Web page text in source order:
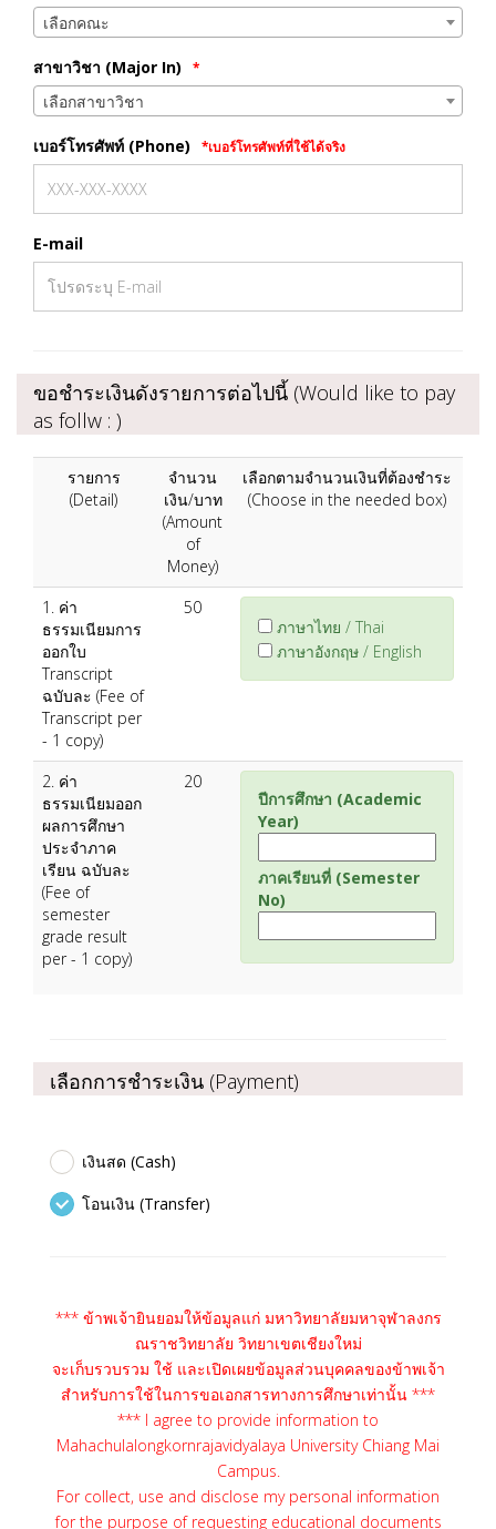
เลือกคณะ
สาขาวิชา (Major In) *
เลือกสาขาวิชา
เบอร์โทรศัพท์ (Phone) *เบอร์โทรศัพท์ที่ใช้ได้จริง
E-mail
ขอชำระเงินดังรายการต่อไปนี้ (Would like to pay
as follw : )
รายการ
(Detail)
จำนวน
เงิน/บาท
(Amount
of
Money)
เลือกตามจำนวนเงินที่ต้องชำระ
(Choose in the needed box)
1. ค่า
ธรรมเนียมการ
ออกใบ
Transcript
ฉบับละ (Fee of
Transcript per
- 1 copy)
50
ภาษาไทย / Thai
ภาษาอังกฤษ / English
2. ค่า
ธรรมเนียมออก
ผลการศึกษา
ประจำภาค
เรียน ฉบับละ
(Fee of
semester
grade result
per - 1 copy)
20
ปีการศึกษา (Academic
Year)
ภาคเรียนที่ (Semester
No)
เลือกการชำระเงิน (Payment)
เงินสด (Cash)
โอนเงิน (Transfer)
*** ข้าพเจ้ายินยอมให้ข้อมูลแก่ มหาวิทยาลัยมหาจุฬาลงกร
ณราชวิทยาลัย วิทยาเขตเชียงใหม่
จะเก็บรวบรวม ใช้ และเปิดเผยข้อมูลส่วนบุคคลของข้าพเจ้า
สำหรับการใช้ในการขอเอกสารทางการศึกษาเท่านั้น ***
*** I agree to provide information to
Mahachulalongkornrajavidyalaya University Chiang Mai
Campus.
For collect, use and disclose my personal information
for the purpose of requesting educational documents